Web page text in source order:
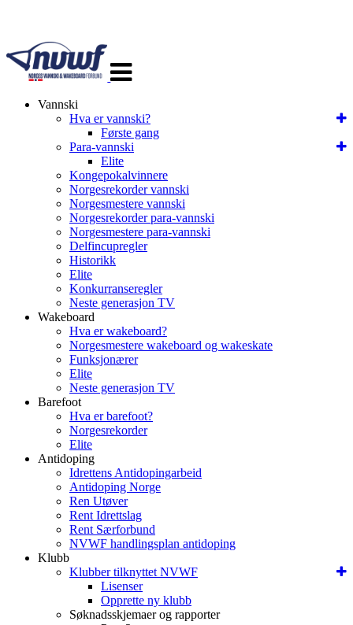
navigasjon
Vannski
Hva er vannski?
Første gang
Para-vannski
Elite
Kongepokalvinnere
Norgesrekorder vannski
Norgesmestere vannski
Norgesrekorder para-vannski
Norgesmestere para-vannski
Delfincupregler
Historikk
Elite
Konkurranseregler
Neste generasjon TV
Wakeboard
Hva er wakeboard?
Norgesmestere wakeboard og wakeskate
Funksjonærer
Elite
Neste generasjon TV
Barefoot
Hva er barefoot?
Norgesrekorder
Elite
Antidoping
Idrettens Antidopingarbeid
Antidoping Norge
Ren Utøver
Rent Idrettslag
Rent Særforbund
NVWF handlingsplan antidoping
Klubb
Klubber tilknyttet NVWF
Lisenser
Opprette ny klubb
Søknadsskjemaer og rapporter